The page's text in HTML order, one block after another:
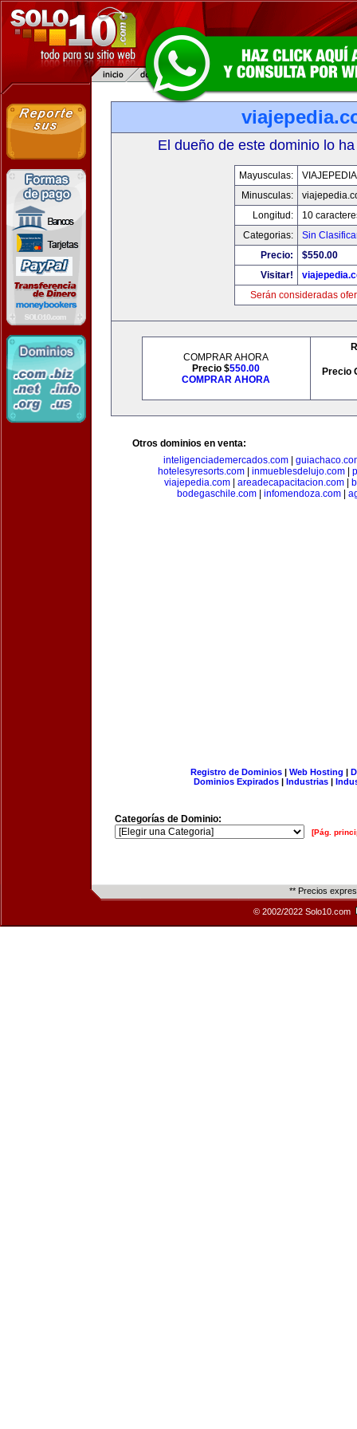
El dueño de este dominio lo
Mayusculas:
Minusculas:
Longitud:
10
Categorias:
Sin
Precio:
$550.00
Visitar!
Serán consideradas
COMPRAR AHORA
Precio $550.00
COMPRAR AHORA
Precio
Otros dominios en venta:
inteligenciademercados.com
hotelesyresorts.com
inmueblesdelujo.com
viajepedia.com| areadecapacitacion.com|
bodegaschile.com| infomendoza.com|
Registro de Dominios| Web Hosting |
Dominios Expirados | Industrias |
Categorías de Dominio:
[Pág.
** Precios
© 2002/2022 Solo10.com